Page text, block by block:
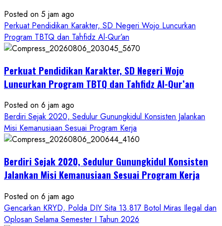
Posted on 5 jam ago
Perkuat Pendidikan Karakter, SD Negeri Wojo Luncurkan
Program TBTQ dan Tahfidz Al-Qur’an
Perkuat Pendidikan Karakter, SD Negeri Wojo
Luncurkan Program TBTQ dan Tahfidz Al-Qur’an
Posted on 6 jam ago
Berdiri Sejak 2020, Sedulur Gunungkidul Konsisten Jalankan
Misi Kemanusiaan Sesuai Program Kerja
Berdiri Sejak 2020, Sedulur Gunungkidul Konsisten
Jalankan Misi Kemanusiaan Sesuai Program Kerja
Posted on 6 jam ago
Gencarkan KRYD, Polda DIY Sita 13.817 Botol Miras Ilegal dan
Oplosan Selama Semester I Tahun 2026